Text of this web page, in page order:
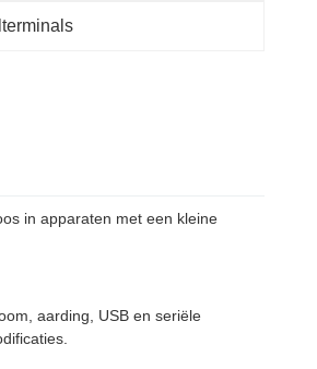
in apparaten met een kleine
aarding, USB en seriële